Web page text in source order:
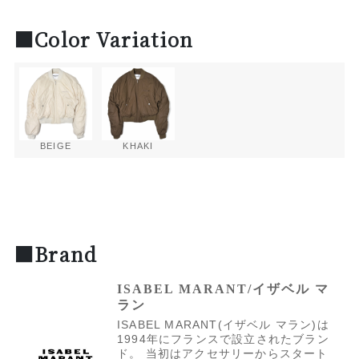
■Color Variation
BEIGE KHAKI
■Brand
ISABEL MARANT/イザベル マ
ラン
ISABEL MARANT(イザベル マラン)は
1994年にフランスで設立されたブラン
ド。 当初はアクセサリーからスタート